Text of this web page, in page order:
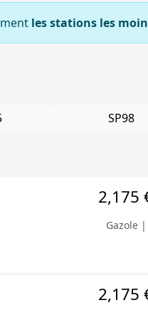
les stations les
SP98
2,175
Gazole
2,175